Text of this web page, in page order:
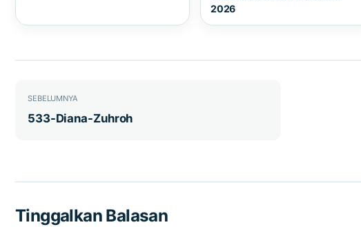
2026
Navigasi pos
SEBELUMNYA
533-Diana-Zuhroh
Tinggalkan Balasan